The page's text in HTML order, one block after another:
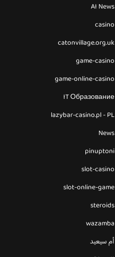
AI News
casino
catonvillage.org.uk
game-casino
game-online-casino
IT Образование
lazybar-casino.pl - PL
News
pinuptoni
slot-casino
slot-online-game
steroids
wazamba
أم سيعيد